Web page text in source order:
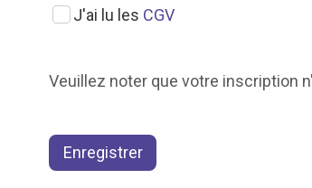
J'ai lu les CGV
Veuillez noter que votre inscription
Enregistrer